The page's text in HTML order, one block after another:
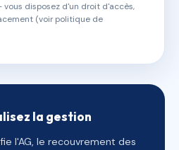
disposez d'un droit d'accès,
(voir politique de
la gestion
l'AG, le recouvrement des